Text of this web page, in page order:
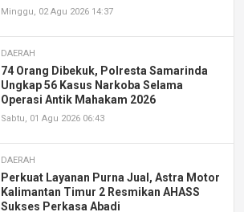
Minggu, 02 Agu 2026 14:37
DAERAH
74 Orang Dibekuk, Polresta Samarinda
Ungkap 56 Kasus Narkoba Selama
Operasi Antik Mahakam 2026
Sabtu, 01 Agu 2026 06:43
DAERAH
Perkuat Layanan Purna Jual, Astra Motor
Kalimantan Timur 2 Resmikan AHASS
Sukses Perkasa Abadi